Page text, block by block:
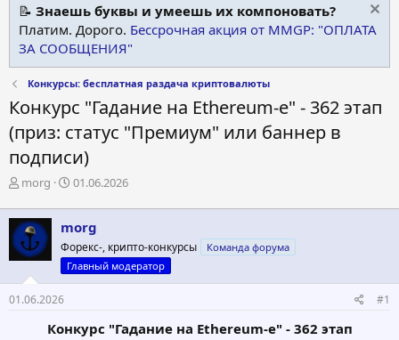
📝 Знаешь буквы и умеешь их компоновать?
Платим. Дорого. Бессрочная акция от MMGP: "ОПЛАТА
ЗА СООБЩЕНИЯ"
Конкурсы: бесплатная раздача криптовалюты
Конкурс "Гадание на Ethereum-е" - 362 этап
(приз: статус "Премиум" или баннер в
подписи)
А
т
о
р
т
е
м
ы
morg
Д
т
а
н
а
ч
л
а
01.06.2026
morg
Форекс-, крипто-конкурсы
Команда форума
Главный модератор
01.06.2026 #1
Конкурс "Гадание на Ethereum-е" - 362 этап